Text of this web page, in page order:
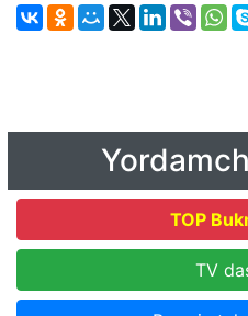
TOP
TV